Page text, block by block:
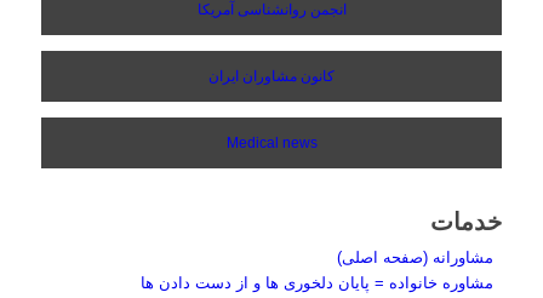
انجمن روانشناسی آمریکا
کانون مشاوران ایران
Medical news
خدمات
مشاورانه (صفحه اصلی)
مشاوره خانواده = پایان دلخوری ها و از دست دادن ها